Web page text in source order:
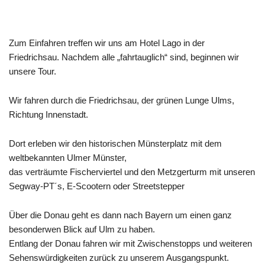
Zum Einfahren treffen wir uns am Hotel Lago in der
Friedrichsau. Nachdem alle „fahrtauglich“ sind, beginnen wir
unsere Tour.
Wir fahren durch die Friedrichsau, der grünen Lunge Ulms,
Richtung Innenstadt.
Dort erleben wir den historischen Münsterplatz mit dem
weltbekannten Ulmer Münster,
das verträumte Fischerviertel und den Metzgerturm mit unseren
Segway-PT´s, E-Scootern oder Streetstepper
Über die Donau geht es dann nach Bayern um einen ganz
besonderwen Blick auf Ulm zu haben.
Entlang der Donau fahren wir mit Zwischenstopps und weiteren
Sehenswürdigkeiten zurück zu unserem Ausgangspunkt.